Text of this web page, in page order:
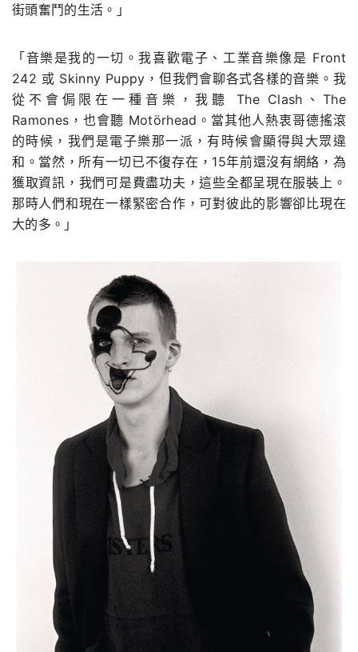
街頭奮鬥的生活。」
「音樂是我的一切。我喜歡電子、工業音樂像是 Front
242 或 Skinny Puppy，但我們會聊各式各樣的音樂。我
從不會侷限在一種音樂，我聽 The Clash、The
Ramones，也會聽 Motörhead。當其他人熱衷哥德搖滾
的時候，我們是電子樂那一派，有時候會顯得與大眾違
和。當然，所有一切已不復存在，15年前還沒有網絡，為
獲取資訊，我們可是費盡功夫，這些全都呈現在服裝上。
那時人們和現在一樣緊密合作，可對彼此的影響卻比現在
大的多。」